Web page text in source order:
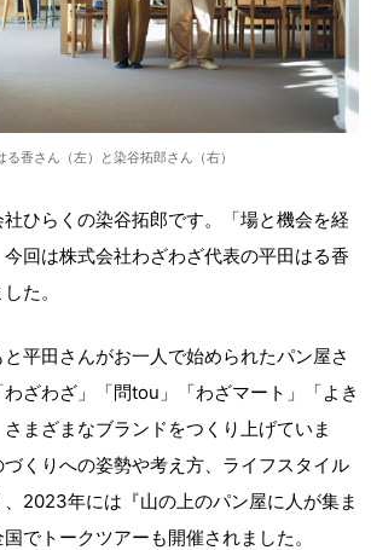
る香さん（左）と染谷拓郎さん（右）
ひらくの染谷拓郎です。「場と機会を経
回は株式会社わざわざ代表の平田はる香
た。
平田さんがお一人で始められたパン屋さ
ざわざ」「問tou」「わざマート」「よき
まざまなブランドをつくり上げていま
くりへの姿勢や考え方、ライフスタイル
2023年には『山の上のパン屋に人が集ま
でトークツアーも開催されました。